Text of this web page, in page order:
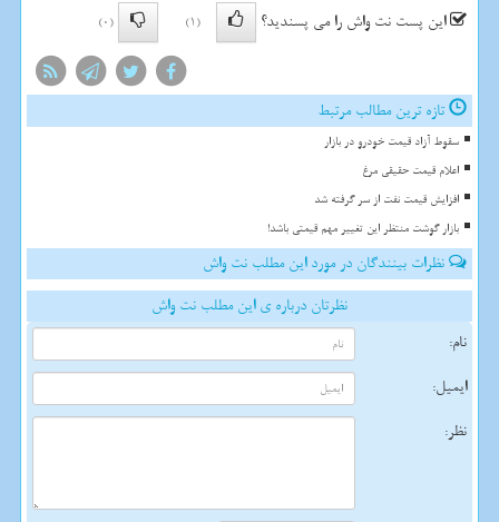
این پست نت واش را می پسندید؟
(1)
(0)
تازه ترین مطالب مرتبط
سقوط آزاد قیمت خودرو در بازار
اعلام قیمت حقیقی مرغ
افزایش قیمت نفت از سر گرفته شد
بازار گوشت منتظر این تغییر مهم قیمتی باشد!
نظرات بینندگان در مورد این مطلب نت واش
نظرتان درباره ی این مطلب نت واش
نام:
ایمیل:
نظر: